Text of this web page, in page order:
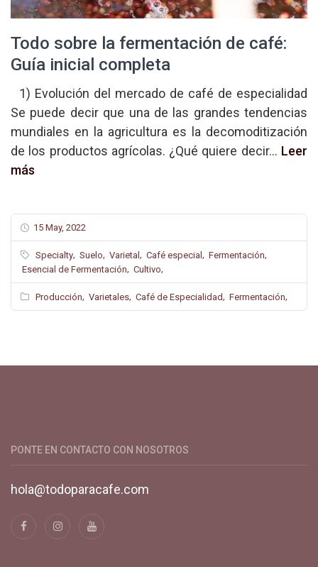
Todo sobre la fermentación de café:
Guía inicial completa
1) Evolución del mercado de café de especialidad
Se puede decir que una de las grandes tendencias
mundiales en la agricultura es la decomoditización
de los productos agrícolas. ¿Qué quiere decir... Leer
más
15 May, 2022
Specialty, Suelo, Varietal , Café especial , Fermentación,
Esencial de Fermentación, Cultivo,
Producción, Varietales, Café de Especialidad, Fermentación,
PONTE EN CONTACTO CON NOSOTROS
hola@todoparacafe.com